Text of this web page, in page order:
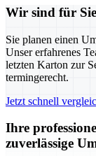
Wir sind für
Sie planen einen
Unser erfahrenes
letzten Karton zur
termingerecht.
Jetzt schnell
Ihre
zuverlässige